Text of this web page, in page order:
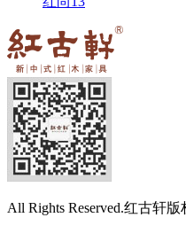
All Rights Reserved.红古轩